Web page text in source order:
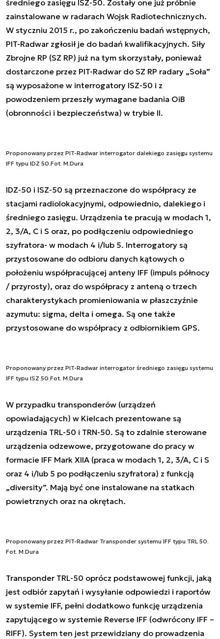
średniego zasięgu ISZ-50. Zostały one już próbnie
zainstalowane w radarach Wojsk Radiotechnicznych.
W styczniu 2015 r., po zakończeniu badań wstępnych,
PIT-Radwar zgłosił je do badań kwalifikacyjnych. Siły
Zbrojne RP (SZ RP) już na tym skorzystały, ponieważ
dostarczone przez PIT-Radwar do SZ RP radary „Soła”
są wyposażone w interrogatory ISZ-50 i z
powodzeniem przeszły wymagane badania OiB
(obronności i bezpieczeństwa) w trybie II.
Proponowany przez PIT-Radwar interrogator dalekiego zasięgu systemu
IFF typu IDZ 50.Fot. M.Dura
IDZ-50 i ISZ-50 są przeznaczone do współpracy ze
stacjami radiolokacyjnymi, odpowiednio, dalekiego i
średniego zasięgu. Urządzenia te pracują w modach 1,
2, 3/A, C i S oraz, po podłączeniu odpowiedniego
szyfratora- w modach 4 i/lub 5. Interrogatory są
przystosowane do odbioru danych kątowych o
położeniu współpracującej anteny IFF (impuls północy
/ przyrosty), oraz do współpracy z anteną o trzech
charakterystykach promieniowania w płaszczyźnie
azymutu: sigma, delta i omega. Są one także
przystosowane do współpracy z odbiornikiem GPS.
Proponowany przez PIT-Radwar interrogator średniego zasięgu systemu
IFF typu ISZ 50.Fot. M.Dura
W przypadku transponderów (urządzeń
opowiadających) w Kielcach prezentowane są
urządzenia TRL-50 i TRN-50. Są to zdalnie sterowane
urządzenia odzewowe, przygotowane do pracy w
formacie IFF Mark XIIA (praca w modach 1, 2, 3/A, C i S
oraz 4 i/lub 5 po podłączeniu szyfratora) z funkcją
„diversity”. Mają być one instalowane na statkach
powietrznych oraz na okrętach.
Proponowany przez PIT-Radwar Transponder systemu IFF typu TRL 50.
Fot. M.Dura
Transponder TRL-50 oprócz podstawowej funkcji, jaką
jest odbiór zapytań i wysyłanie odpowiedzi i raportów
w systemie IFF, pełni dodatkowo funkcję urządzenia
zapytującego w systemie Reverse IFF (odwrócony IFF –
RIFF). System ten jest przewidziany do prowadzenia